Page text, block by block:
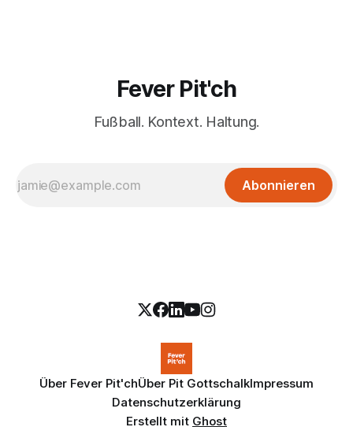
Fever Pit'ch
Fußball. Kontext. Haltung.
Abonnieren
Über Fever Pit'chÜber Pit GottschalkImpressum
Datenschutzerklärung
Erstellt mit Ghost